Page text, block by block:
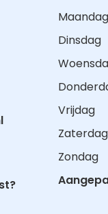
Maandag
Dinsdag
Vrijdag
Zaterdag
Zondag